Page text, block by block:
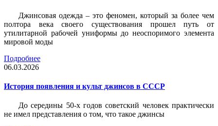
Джинсовая одежда – это феномен, который за более чем
полтора века своего существования прошел путь от
утилитарной рабочей униформы до неоспоримого элемента
мировой моды
Подробнее
06.03.2026
История появления и культ джинсов в СССР
До середины 50-х годов советский человек практически
не имел представления о том, что такое джинсы